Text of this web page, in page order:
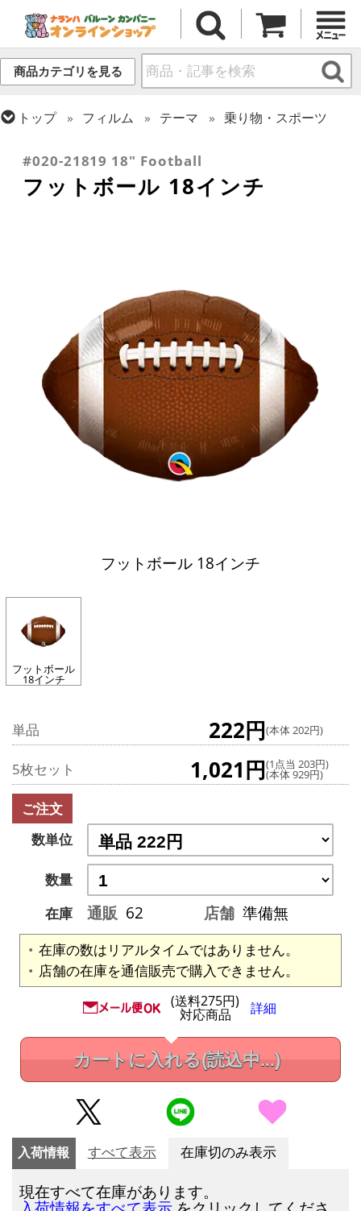
商品カテゴリを見る
トップ フィルム テーマ
乗り物・スポーツ
ひなまつり・こどもの日
#020-21819 18" Football
フットボール 18インチ
フットボール 18インチ
フットボール
18インチ
単品 222円(本体 202円)
5枚セット 1,021円(1点当 203円)
(本体 929円)
ご注文
数単位
数量
在庫
通販 62 店舗 準備無
在庫の数はリアルタイムではありません。
店舗の在庫を通信販売で購入できません。
(送料275円)
対応商品 詳細
カートに入れる(読込中...)
入荷情報 すべて表示 在庫切のみ表示
現在すべて在庫があります。